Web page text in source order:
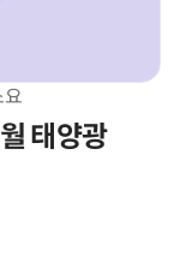
태양광